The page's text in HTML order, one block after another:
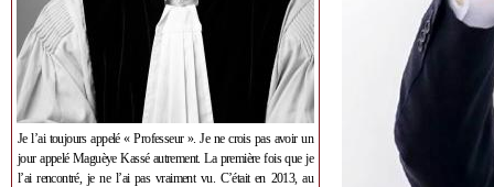
Je l’ai toujours appelé « Professeur ». Je ne crois pas avoir un
jour appelé Maguèye Kassé autrement. La première fois que je
l’ai rencontré, je ne l’ai pas vraiment vu. C’était en 2013, au